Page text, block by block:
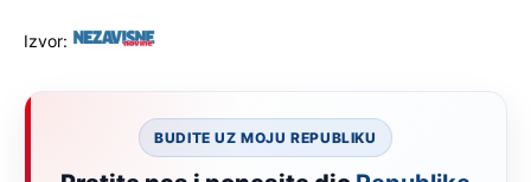
Izvor:
BUDITE UZ MOJU REPUBLIKU